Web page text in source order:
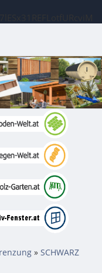
» SCHWARZ